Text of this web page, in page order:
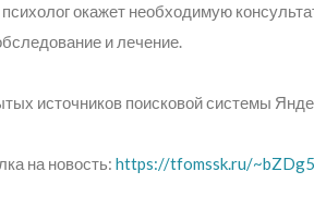
окажет необходимую
и лечение.
источников поисковой системы
на новость: https://tfomssk.ru/~bZDg5